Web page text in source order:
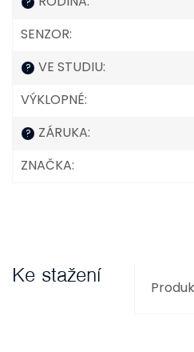
SENZOR:
? VE STUDIU:
VÝKLOPNÉ:
? ZÁRUKA:
ZNAČKA:
Ke stažení